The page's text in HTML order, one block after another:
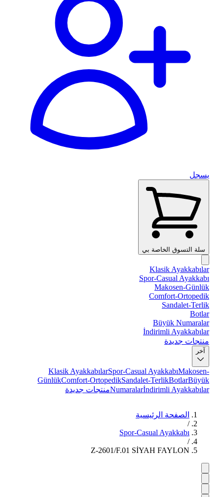
يسجل
سلة التسوق الخاصة بي
Klasik Ayakkabılar
Spor-Casual Ayakkabı
Makosen-Günlük
Comfort-Ortopedik
Sandalet-Terlik
Botlar
Büyük Numaralar
İndirimli Ayakkabılar
منتجات جديدة
آخر
Klasik AyakkabılarSpor-Casual AyakkabıMakosen-
GünlükComfort-OrtopedikSandalet-TerlikBotlarBüyük
Numaralarİndirimli Ayakkabılar منتجات جديدة
الصفحة الرئيسية
/
Spor-Casual Ayakkabı
/
Z-2601/F.01 SİYAH FAYLON